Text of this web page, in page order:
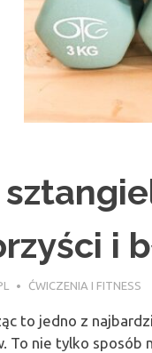
i
ĆWICZENIA I FITNESS
to jedno z
To nie tylko